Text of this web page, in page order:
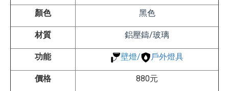
顏色 黑色
材質 鋁壓鑄/玻璃
功能 壁燈/ 戶外燈具
價格 880元